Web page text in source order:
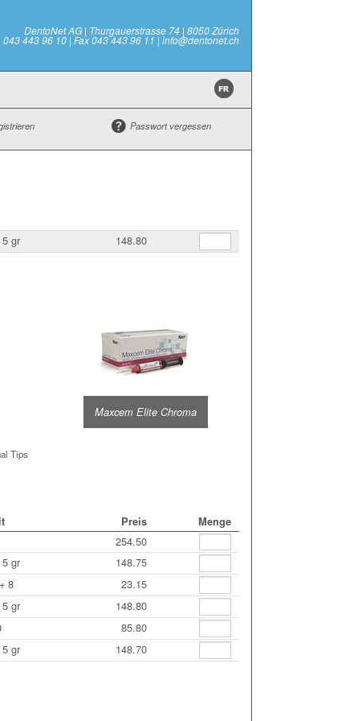
DentoNet AG | Thurgauerstrasse 74 | 8050 Zürich
043 443 96 10 | Fax 043 443 96 11 | info@dentonet.ch
Passwort vergessen
gr 148.80
Tips
Maxcem Elite Chroma
Preis Menge
254.50
gr
148.75
8
23.15
gr
148.80
85.80
gr 148.70